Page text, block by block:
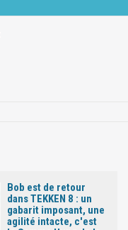
Bob est de retour
dans TEKKEN 8 : un
gabarit imposant, une
agilité intacte, c'est